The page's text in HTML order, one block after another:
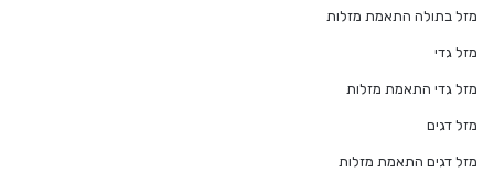
מזל בתולה התאמת מזלות
מזל גדי
מזל גדי התאמת מזלות
מזל דגים
מזל דגים התאמת מזלות